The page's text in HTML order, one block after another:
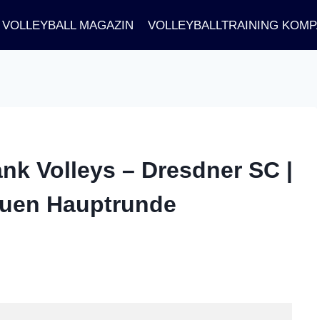
VOLLEYBALL MAGAZIN VOLLEYBALLTRAINING
Volleys – Dresdner SC |
Hauptrunde